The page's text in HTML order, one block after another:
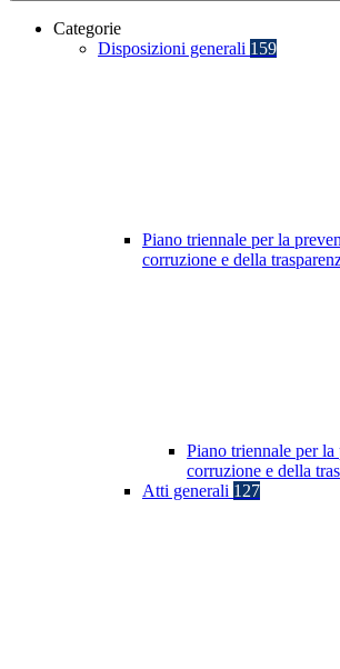
Categorie
Disposizioni generali 159
Piano triennale per la
corruzione e della
Piano triennale per
corruzione e della
Atti generali 127